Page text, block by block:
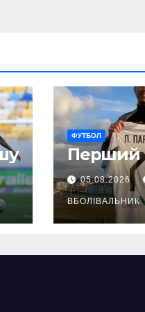
ФУТБОЛ
Перший
05.08.2026
ВБОЛІВАЛЬНИК